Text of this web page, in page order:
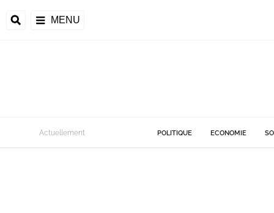
MENU
Actuellement POLITIQUE ECONOMIE